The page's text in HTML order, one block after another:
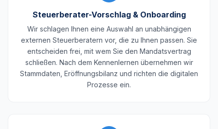
Steuerberater-Vorschlag & Onboarding
Wir schlagen Ihnen eine Auswahl an unabhängigen
externen Steuerberatern vor, die zu Ihnen passen. Sie
entscheiden frei, mit wem Sie den Mandatsvertrag
schließen. Nach dem Kennenlernen übernehmen wir
Stammdaten, Eröffnungsbilanz und richten die digitalen
Prozesse ein.